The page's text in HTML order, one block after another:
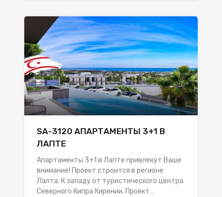
SA-3120 АПАРТАМЕНТЫ 3+1 В
ЛАПТЕ
Апартаменты 3+1 в Лапте привлекут Ваше
внимание! Проект строится в регионе
Лапта. К западу от туристического центра
Северного Кипра Кирении. Проект…